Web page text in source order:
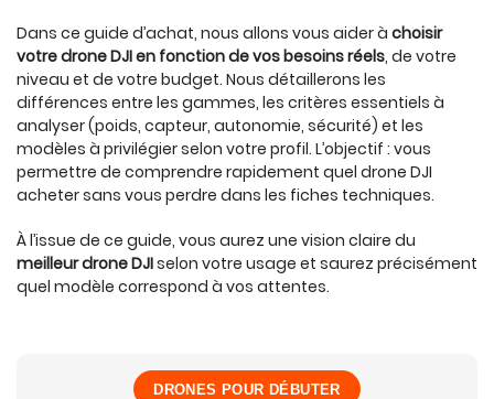
Dans ce guide d’achat, nous allons vous aider à choisir
votre drone DJI en fonction de vos besoins réels, de votre
niveau et de votre budget. Nous détaillerons les
différences entre les gammes, les critères essentiels à
analyser (poids, capteur, autonomie, sécurité) et les
modèles à privilégier selon votre profil. L’objectif : vous
permettre de comprendre rapidement quel drone DJI
acheter sans vous perdre dans les fiches techniques.
À l’issue de ce guide, vous aurez une vision claire du
meilleur drone DJIselon votre usage et saurez précisément
quel modèle correspond à vos attentes.
DRONES POUR DÉBUTER